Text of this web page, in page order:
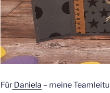
Für Daniela – meine